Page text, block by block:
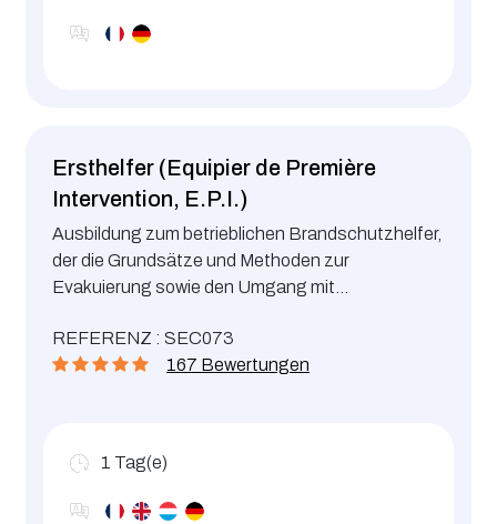
Ersthelfer (Equipier de Première
Intervention, E.P.I.)
Ausbildung zum betrieblichen Brandschutzhelfer,
der die Grundsätze und Methoden zur
Evakuierung sowie den Umgang mit
REFERENZ : SEC073
167 Bewertungen
1 Tag(e)